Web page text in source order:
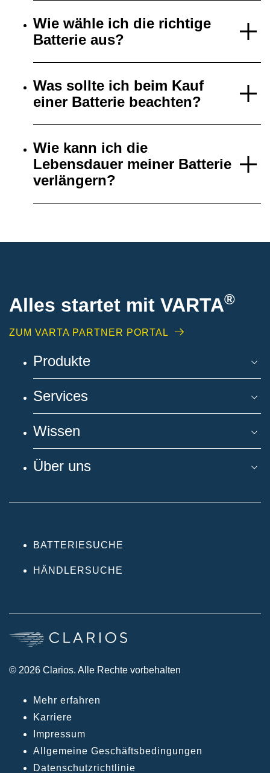
Wie wähle ich die richtige
Batterie aus?
Was sollte ich beim Kauf
einer Batterie beachten?
Wie kann ich die
Lebensdauer meiner Batterie
verlängern?
Alles startet mit VARTA®
ZUM VARTA PARTNER PORTAL
Produkte
Services
Wissen
Über uns
BATTERIESUCHE
HÄNDLERSUCHE
© 2026 Clarios. Alle Rechte vorbehalten
Mehr erfahren
Karriere
Impressum
Allgemeine Geschäftsbedingungen
Datenschutzrichtlinie